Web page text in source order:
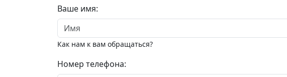
Ваше имя:
Как нам к вам обращаться?
Номер телефона: